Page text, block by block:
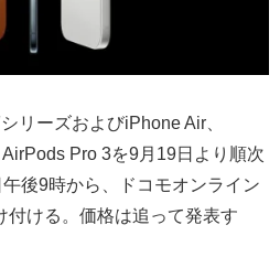
リーズおよびiPhone Air、
Pro 3を9月19日より順次
後9時から、ドコモオンライン
付ける。価格は追って発表す